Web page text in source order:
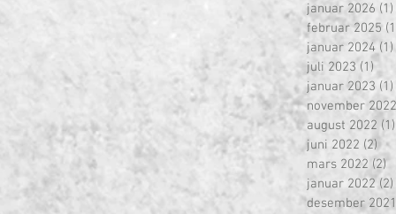
januar 2026 (1)
februar 2025
januar 2024 (1)
juli 2023 (1)
januar 2023 (1)
november 2022
august 2022 (1)
juni 2022 (2) 2
mars 2022 (2)2
januar 2022 (2)
desember 2021